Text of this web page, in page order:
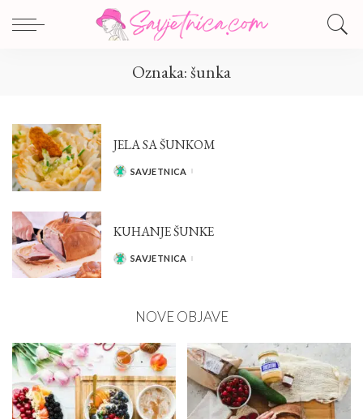
Oznaka:šunka
JELA SA ŠUNKOM
POSTED
SAVJETNICA
KUHANJE ŠUNKE
POSTED
SAVJETNICA
NOVE OBJAVE